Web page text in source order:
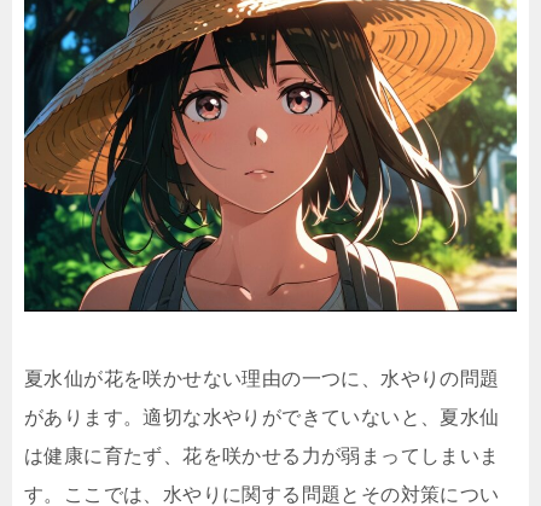
夏水仙が花を咲かせない理由の一つに、水やりの問題
があります。適切な水やりができていないと、夏水仙
は健康に育たず、花を咲かせる力が弱まってしまいま
す。ここでは、水やりに関する問題とその対策につい